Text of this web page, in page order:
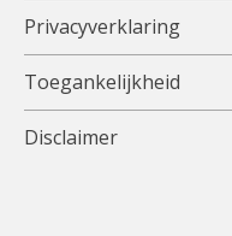
Privacyverklaring
Toegankelijkheid
Disclaimer